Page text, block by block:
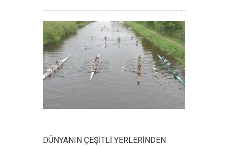
DÜNYANIN ÇEŞİTLİ YERLERİNDEN